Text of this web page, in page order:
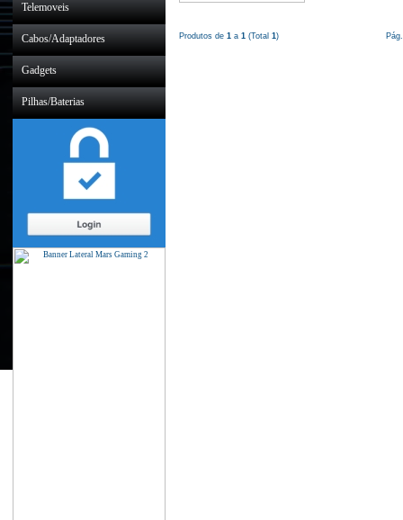
Telemoveis
Cabos/Adaptadores
Gadgets
Pilhas/Baterias
Produtos de 1a 1(Total 1)